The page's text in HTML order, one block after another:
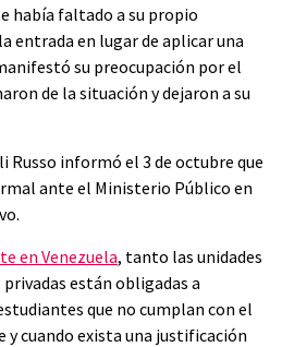
había faltado a su propio
entrada en lugar de aplicar una
su preocupación por el
de la situación y dejaron a su
Russo informó el 3 de octubre que
ante el Ministerio Público en
en Venezuela, tanto las unidades
están obligadas a
que no cumplan con el
cuando exista una justificación